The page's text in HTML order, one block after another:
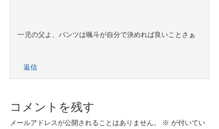
一児の父よ、パンツは颯斗が自分で決めれば良いことさぁ
返信
コメントを残す
メールアドレスが公開されることはありません。 ※ が付いてい